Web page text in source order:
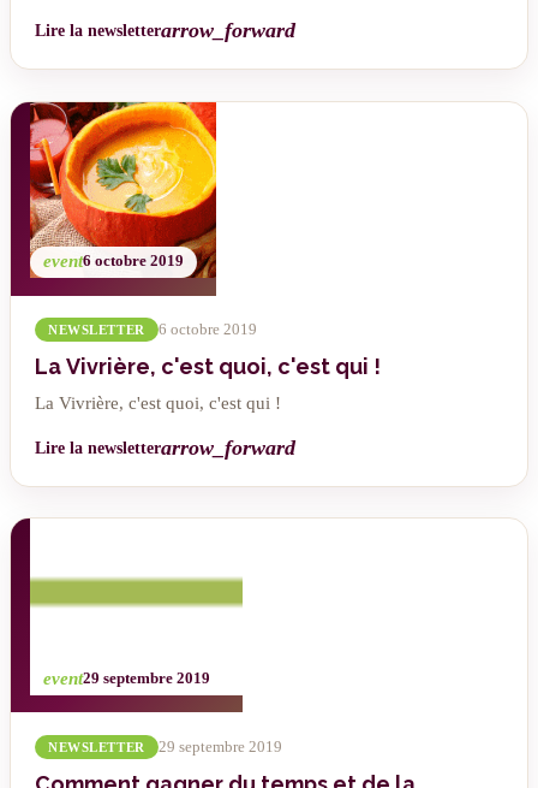
Lire la newsletterarrow_forward
event6 octobre 2019
NEWSLETTER 6 octobre 2019
La Vivrière, c'est quoi, c'est qui !
La Vivrière, c'est quoi, c'est qui !
Lire la newsletterarrow_forward
event29 septembre 2019
NEWSLETTER 29 septembre 2019